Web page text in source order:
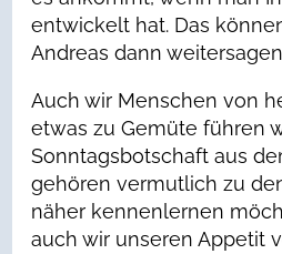
entwickelt hat. Das
Andreas dann
Auch wir Menschen von
etwas zu Gemüte führen
Sonntagsbotschaft aus
gehören vermutlich zu
näher kennenlernen
auch wir unseren Appetit